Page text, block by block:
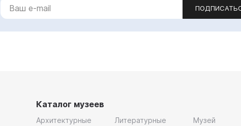
Каталог музеев
Архитектурные
Литературные
Музей